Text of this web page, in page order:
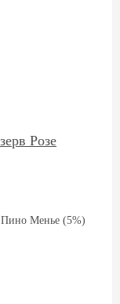
Розе
Менье (5%)